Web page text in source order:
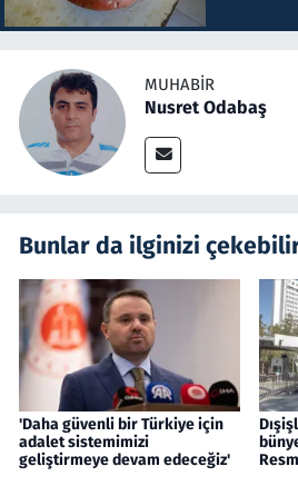
MUHABIR
Nusret Odabaş
Bunlar da ilginizi
'Daha güvenli bir Türkiye için
adalet sistemimizi
geliştirmeye devam edeceğiz'